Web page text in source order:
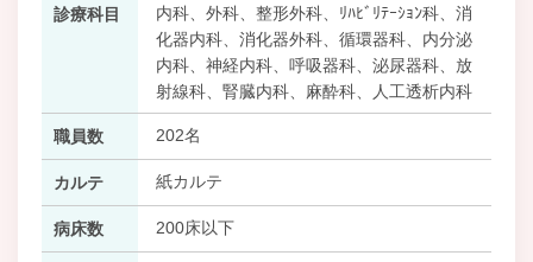
診療科目
内科、外科、整形外科、ﾘﾊﾋﾞﾘﾃｰｼｮﾝ科、消
化器内科、消化器外科、循環器科、内分泌
内科、神経内科、呼吸器科、泌尿器科、放
射線科、腎臓内科、麻酔科、人工透析内科
職員数 202名
カルテ 紙カルテ
病床数 200床以下